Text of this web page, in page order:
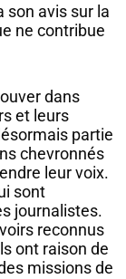
son avis sur la
ne contribue
dans
et leurs
partie
chevronnés
leur voix.
sont
journalistes.
reconnus
ont raison de
missions de